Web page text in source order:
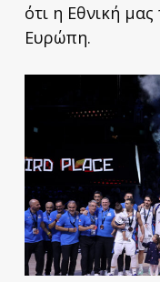
ότι η Εθνική
Ευρώπη.